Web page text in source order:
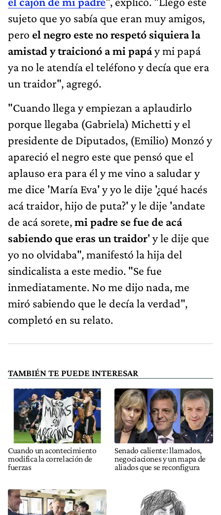
sujeto que yo sabía que eran muy amigos,
pero el negro este no respetó siquiera la
amistad y traicionó a mi papáy mi papá
ya no le atendía el teléfono y decía que era
un traidor", agregó.
"Cuando llega y empiezan a aplaudirlo
porque llegaba (Gabriela) Michetti y el
presidente de Diputados, (Emilio) Monzó y
apareció el negro este que pensó que el
aplauso era para él y me vino a saludar y
me dice 'María Eva' y yo le dije '¿qué hacés
acá traidor, hijo de puta?' y le dije 'andate
de acá sorete,mi padre se fue de acá
sabiendo que eras un traidor' y le dije que
yo no olvidaba", manifestó la hija del
sindicalista a este medio. "Se fue
inmediatamente. No me dijo nada, me
miró sabiendo que le decía la verdad",
completó en su relato.
TAMBIÉN TE PUEDE INTERESAR
Cuando un acontecimiento
modifica la correlación de
fuerzas
Senado caliente: llamados,
negociaciones y un mapa de
aliados que se reconfigura